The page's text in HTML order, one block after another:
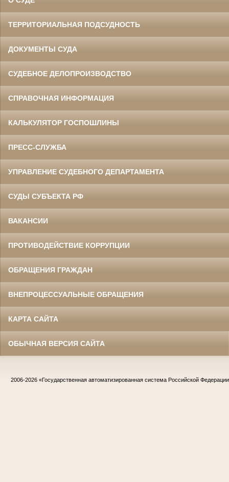
ТЕРРИТОРИАЛЬНАЯ ПОДСУДНОСТЬ
ДОКУМЕНТЫ СУДА
СУДЕБНОЕ ДЕЛОПРОИЗВОДСТВО
СПРАВОЧНАЯ ИНФОРМАЦИЯ
КАЛЬКУЛЯТОР ГОСПОШЛИНЫ
ПРЕСС-СЛУЖБА
УПРАВЛЕНИЕ СУДЕБНОГО ДЕПАРТАМЕНТА
СУДЫ СУБЪЕКТА РФ
ВАКАНСИИ
ПРОТИВОДЕЙСТВИЕ КОРРУПЦИИ
ОБРАЩЕНИЯ ГРАЖДАН
ВНЕПРОЦЕССУАЛЬНЫЕ ОБРАЩЕНИЯ
КАРТА САЙТА
ОБЫЧНАЯ ВЕРСИЯ САЙТА
2006-2026 «Государственная автоматизированная система Российской